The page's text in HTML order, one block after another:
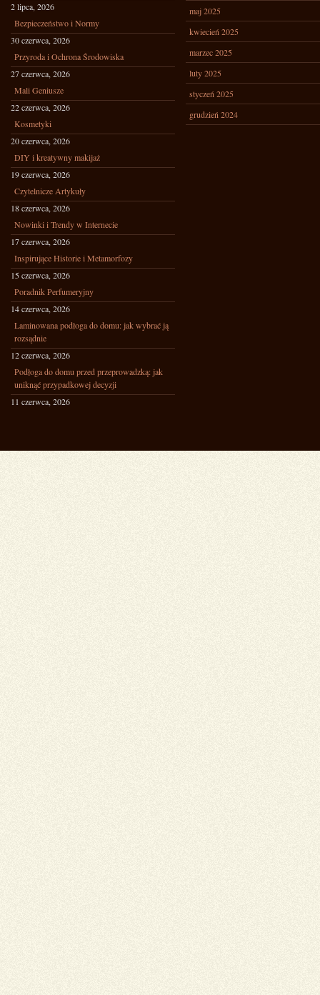
2 lipca, 2026
Bezpieczeństwo i Normy
30 czerwca, 2026
Przyroda i Ochrona Środowiska
27 czerwca, 2026
Mali Geniusze
22 czerwca, 2026
Kosmetyki
20 czerwca, 2026
DIY i kreatywny makijaż
19 czerwca, 2026
Czytelnicze Artykuły
18 czerwca, 2026
Nowinki i Trendy w Internecie
17 czerwca, 2026
Inspirujące Historie i Metamorfozy
15 czerwca, 2026
Poradnik Perfumeryjny
14 czerwca, 2026
Laminowana podłoga do domu: jak wybrać ją
rozsądnie
12 czerwca, 2026
Podłoga do domu przed przeprowadzką: jak
uniknąć przypadkowej decyzji
11 czerwca, 2026
maj 2025
kwiecień 2025
marzec 2025
luty 2025
styczeń 2025
grudzień 2024